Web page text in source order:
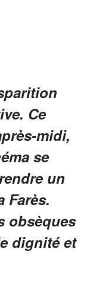
Ce
midi,
se
un
Farès.
obsèques
dignité et